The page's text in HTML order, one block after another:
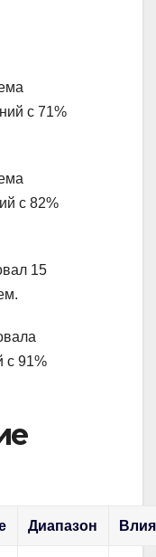
с 71%
с 82%
15
с 91%
Диапазон